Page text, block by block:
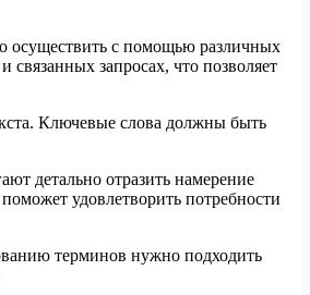
осуществить с помощью различных
запросах, что позволяет
Ключевые слова должны быть
детально отразить намерение
удовлетворить потребности
терминов нужно подходить